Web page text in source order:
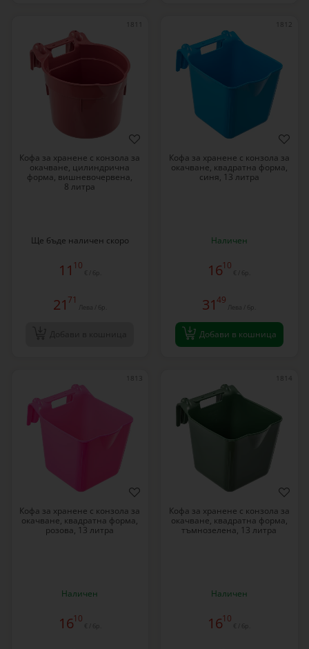
1811
Кофа за хранене с конзола за
окачване, цилиндрична
форма, вишневочервена,
8 литра
Ще бъде наличен скоро
11 10
€ / бр.
21 71
Лева / бр.
1812
Кофа за хранене с конзола за
окачване, квадратна форма,
синя, 13 литра
Наличен
1610
€ / бр.
3149
Лева / бр.
Добави в кошница
1813
Кофа за хранене с конзола за
окачване, квадратна форма,
розова, 13 литра
Наличен
1610
€ / бр.
1814
Кофа за хранене с конзола за
окачване, квадратна форма,
тъмнозелена, 13 литра
Наличен
1610
€ / бр.